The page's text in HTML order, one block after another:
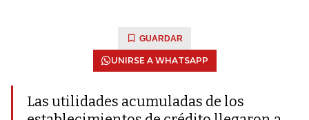
GUARDAR
UNIRSE A WHATSAPP
Las utilidades acumuladas de los